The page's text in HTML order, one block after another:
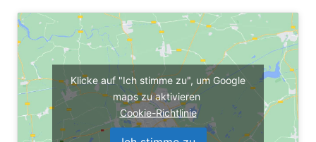
Klicke auf "Ich stimme zu", um Google
maps zu aktivieren
Cookie-Richtlinie